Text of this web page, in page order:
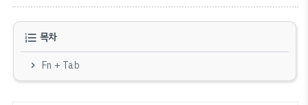
목차
Fn + Tab